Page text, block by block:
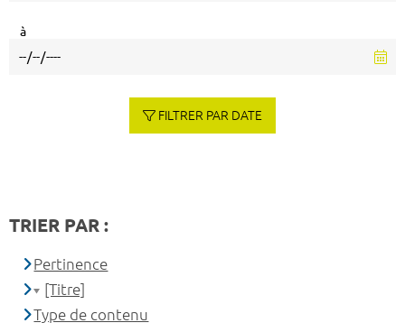
à
FILTRER PAR DATE
TRIER PAR :
Pertinence
[Titre]
Type de contenu